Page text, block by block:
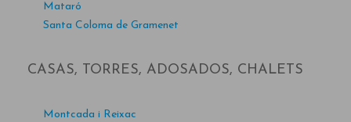
Mataró
Santa Coloma de Gramenet
CASAS, TORRES, ADOSADOS, CHALETS
Montcada i Reixac